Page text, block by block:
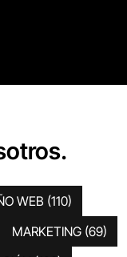
WEB (110)
MARKETING (69)